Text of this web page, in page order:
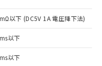
以下 (DC5V 1A 電圧降下法)
以下
以下
10物質）の非含
る予定のある